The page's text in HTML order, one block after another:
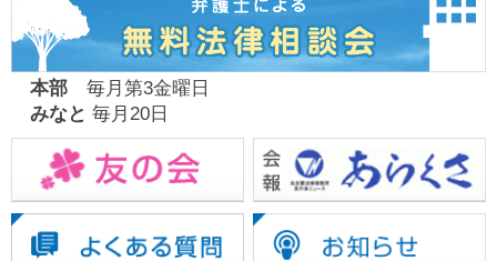
本部毎月第3金曜日
みなと 毎月20日